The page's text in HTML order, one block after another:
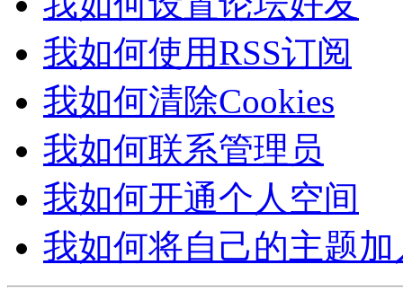
我如何使用RSS订阅
我如何清除Cookies
我如何联系管理员
我如何开通个人空间
我如何将自己的主题